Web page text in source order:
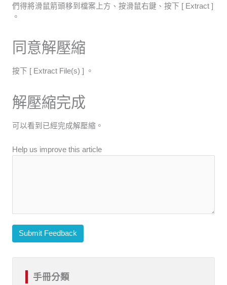
們得將滑鼠箭頭移到檔案上方、按滑鼠右鍵、按下 [ Extract ]
。
同意解壓縮
按下 [ Extract File(s) ] 。
解壓縮完成
可以看到已經完成解壓縮。
Help us improve this article
Submit Feedback
手冊分類